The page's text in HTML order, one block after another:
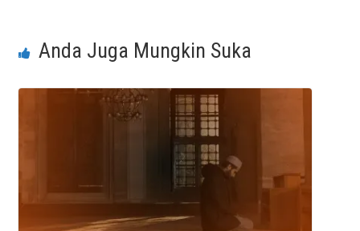
Anda Juga Mungkin Suka